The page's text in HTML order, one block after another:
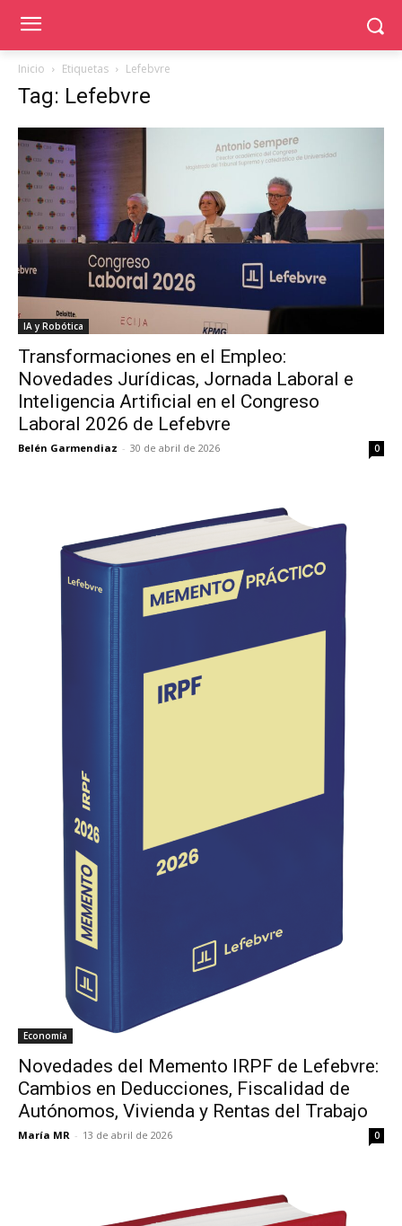
Inicio Etiquetas Lefebvre
Tag: Lefebvre
IA y Robótica
Transformaciones en el Empleo:
Novedades Jurídicas, Jornada Laboral e
Inteligencia Artificial en el Congreso
Laboral 2026 de Lefebvre
Belén Garmendiaz - 30 de abril de 2026 0
Economía
Novedades del Memento IRPF de Lefebvre:
Cambios en Deducciones, Fiscalidad de
Autónomos, Vivienda y Rentas del Trabajo
María MR - 13 de abril de 2026 0